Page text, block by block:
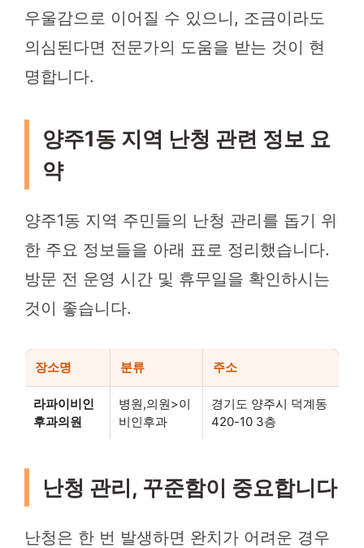
우울감으로 이어질 수 있으니, 조금이라도
의심된다면 전문가의 도움을 받는 것이 현
명합니다.
양주1동 지역 난청 관련 정보 요
약
양주1동 지역 주민들의 난청 관리를 돕기 위
한 주요 정보들을 아래 표로 정리했습니다.
방문 전 운영 시간 및 휴무일을 확인하시는
것이 좋습니다.
장소명 분류 주소
라파이비인
후과의원
병원,의원>이
비인후과
경기도 양주시 덕계동
420-10 3층
난청 관리, 꾸준함이 중요합니다
난청은 한 번 발생하면 완치가 어려운 경우